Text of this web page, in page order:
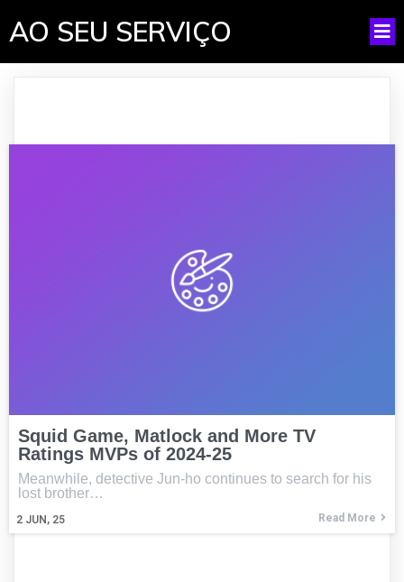
AO SEU SERVIÇO
Squid Game, Matlock and More TV
Ratings MVPs of 2024-25
2 JUN, 25
Meanwhile, detective Jun-ho continues to search for his
lost brother…
Read More